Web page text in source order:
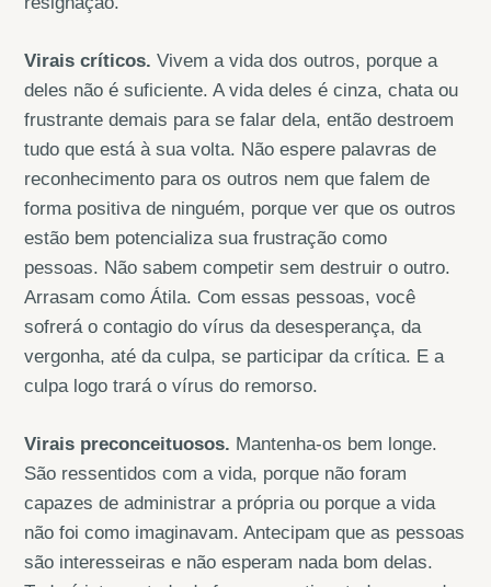
Virais críticos. Vivem a vida dos outros, porque a
deles não é suficiente. A vida deles é cinza, chata ou
frustrante demais para se falar dela, então destroem
tudo que está à sua volta. Não espere palavras de
reconhecimento para os outros nem que falem de
forma positiva de ninguém, porque ver que os outros
estão bem potencializa sua frustração como
pessoas. Não sabem competir sem destruir o outro.
Arrasam como Átila. Com essas pessoas, você
sofrerá o contagio do vírus da desesperança, da
vergonha, até da culpa, se participar da crítica. E a
culpa logo trará o vírus do remorso.
Virais preconceituosos. Mantenha-os bem longe.
São ressentidos com a vida, porque não foram
capazes de administrar a própria ou porque a vida
não foi como imaginavam. Antecipam que as pessoas
são interesseiras e não esperam nada bom delas.